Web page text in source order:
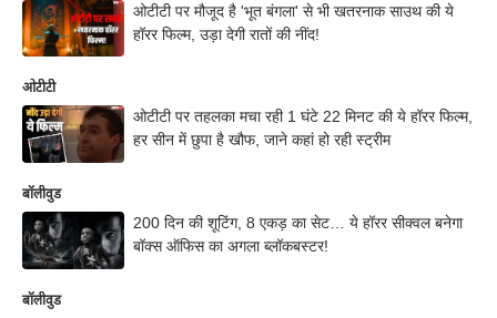
ओटीटी पर मौजूद है 'भूत बंगला' से भी खतरनाक साउथ की ये
हॉरर फिल्म, उड़ा देगी रातों की नींद!
ओटीटी
ओटीटी पर तहलका मचा रही 1 घंटे 22 मिनट की ये हॉरर फिल्म,
हर सीन में छुपा है खौफ, जाने कहां हो रही स्ट्रीम
बॉलीवुड
200 दिन की शूटिंग, 8 एकड़ का सेट… ये हॉरर सीक्वल बनेगा
बॉक्स ऑफिस का अगला ब्लॉकबस्टर!
बॉलीवुड